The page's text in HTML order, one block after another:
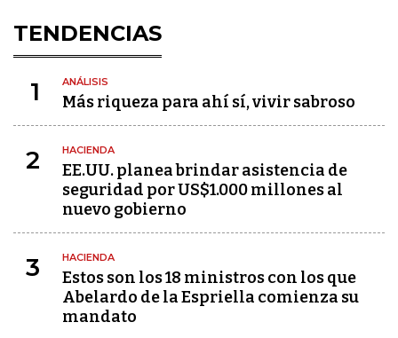
TENDENCIAS
1 ANÁLISIS
Más riqueza para ahí sí, vivir sabroso
2 HACIENDA
EE.UU. planea brindar asistencia de
seguridad por US$1.000 millones al
nuevo gobierno
3 HACIENDA
Estos son los 18 ministros con los que
Abelardo de la Espriella comienza su
mandato